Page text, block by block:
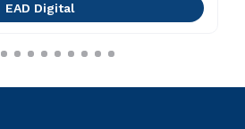
EAD Digital